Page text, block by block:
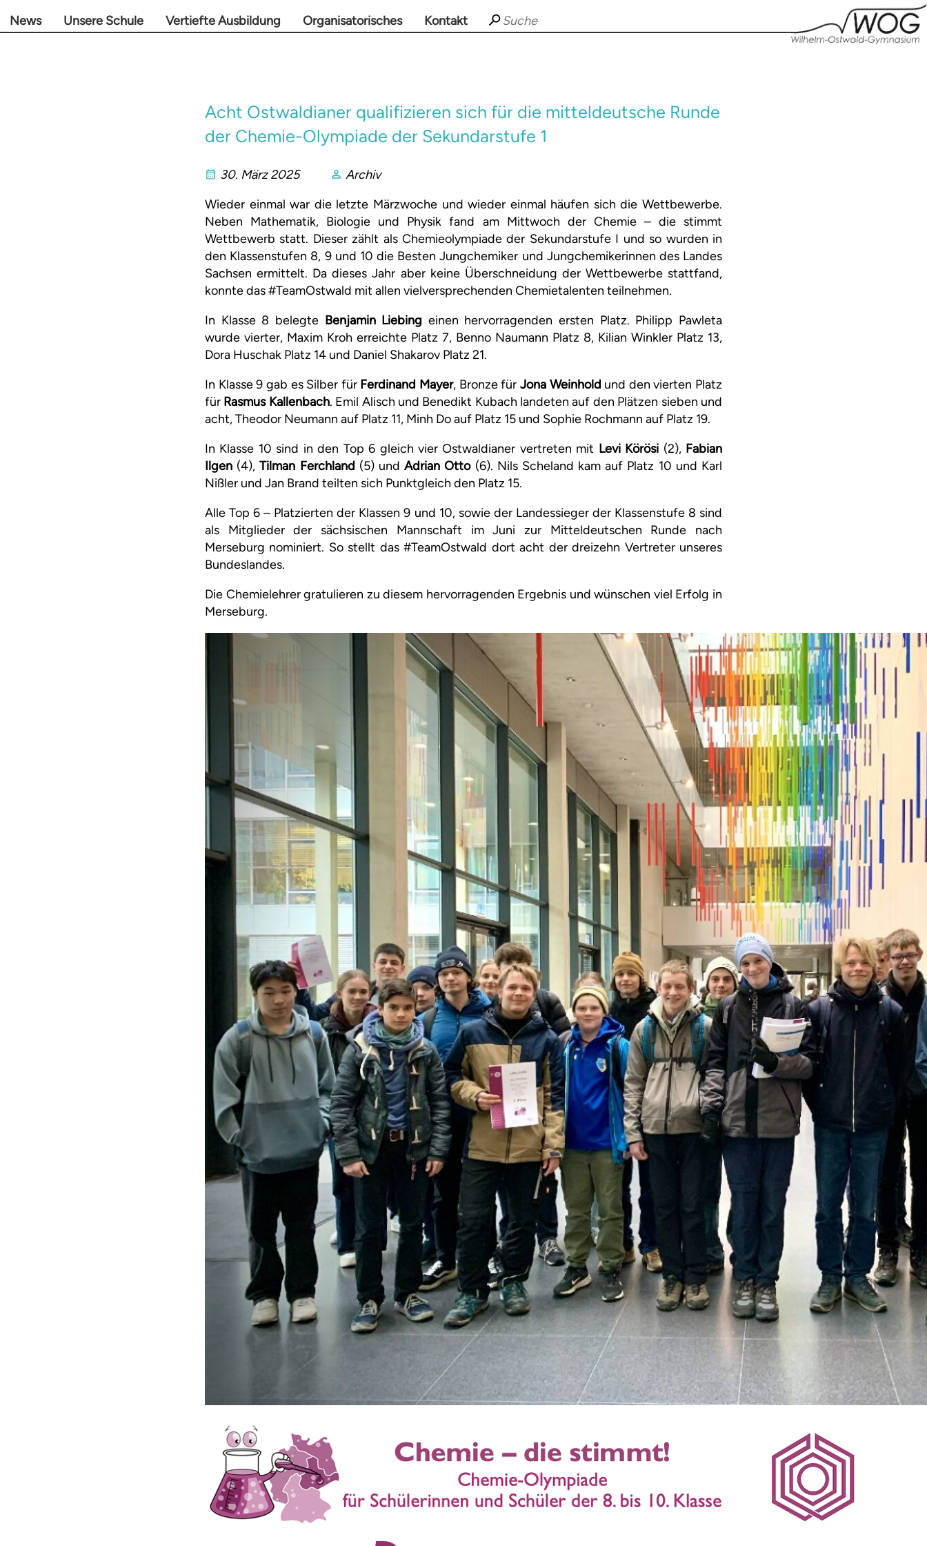
News Unsere Schule Vertiefte Ausbildung Organisatorisches Kontakt
Acht Ostwaldianer qualifizieren sich für die mitteldeutsche Runde
der Chemie-Olympiade der Sekundarstufe 1
30. März 2025
Archiv
Wieder einmal war die letzte Märzwoche und wieder einmal häufen sich die Wettbewerbe.
Neben Mathematik, Biologie und Physik fand am Mittwoch der Chemie – die stimmt
Wettbewerb statt. Dieser zählt als Chemieolympiade der Sekundarstufe I und so wurden in
den Klassenstufen 8, 9 und 10 die Besten Jungchemiker und Jungchemikerinnen des Landes
Sachsen ermittelt. Da dieses Jahr aber keine Überschneidung der Wettbewerbe stattfand,
konnte das #TeamOstwald mit allen vielversprechenden Chemietalenten teilnehmen.
In Klasse 8 belegte Benjamin Liebing einen hervorragenden ersten Platz. Philipp Pawleta
wurde vierter, Maxim Kroh erreichte Platz 7, Benno Naumann Platz 8, Kilian Winkler Platz 13,
Dora Huschak Platz 14 und Daniel Shakarov Platz 21.
In Klasse 9 gab es Silber für Ferdinand Mayer, Bronze für Jona Weinhold und den vierten Platz
für Rasmus Kallenbach. Emil Alisch und Benedikt Kubach landeten auf den Plätzen sieben und
acht, Theodor Neumann auf Platz 11, Minh Do auf Platz 15 und Sophie Rochmann auf Platz 19.
In Klasse 10 sind in den Top 6 gleich vier Ostwaldianer vertreten mit Levi Körösi (2), Fabian
Ilgen (4),Tilman Ferchland (5) undAdrian Otto(6). Nils Scheland kam auf Platz 10 und Karl
Nißler und Jan Brand teilten sich Punktgleich den Platz 15.
Alle Top 6 – Platzierten der Klassen 9 und 10, sowie der Landessieger der Klassenstufe 8 sind
als Mitglieder der sächsischen Mannschaft im Juni zur Mitteldeutschen Runde nach
Merseburg nominiert. So stellt das #TeamOstwald dort acht der dreizehn Vertreter unseres
Bundeslandes.
Die Chemielehrer gratulieren zu diesem hervorragenden Ergebnis und wünschen viel Erfolg in
Merseburg.